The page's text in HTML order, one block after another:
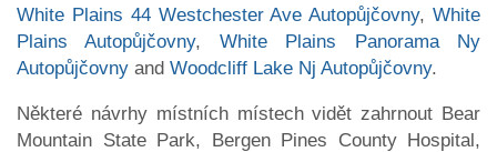
White Plains 44 Westchester Ave Autopůjčovny,White
Plains Autopůjčovny, White Plains Panorama Ny
Autopůjčovny and Woodcliff Lake Nj Autopůjčovny.
Některé návrhy místních místech vidět zahrnout Bear
Mountain State Park, Bergen Pines County Hospital,